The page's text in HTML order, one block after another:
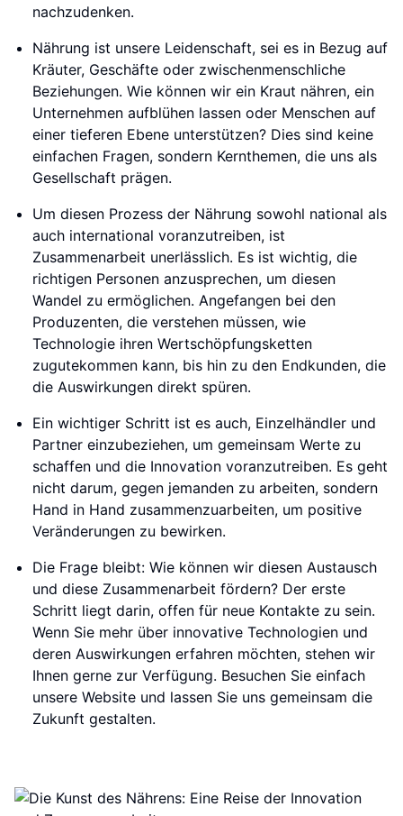
nachzudenken.
Nährung ist unsere Leidenschaft, sei es in Bezug auf
Kräuter, Geschäfte oder zwischenmenschliche
Beziehungen. Wie können wir ein Kraut nähren, ein
Unternehmen aufblühen lassen oder Menschen auf
einer tieferen Ebene unterstützen? Dies sind keine
einfachen Fragen, sondern Kernthemen, die uns als
Gesellschaft prägen.
Um diesen Prozess der Nährung sowohl national als
auch international voranzutreiben, ist
Zusammenarbeit unerlässlich. Es ist wichtig, die
richtigen Personen anzusprechen, um diesen
Wandel zu ermöglichen. Angefangen bei den
Produzenten, die verstehen müssen, wie
Technologie ihren Wertschöpfungsketten
zugutekommen kann, bis hin zu den Endkunden, die
die Auswirkungen direkt spüren.
Ein wichtiger Schritt ist es auch, Einzelhändler und
Partner einzubeziehen, um gemeinsam Werte zu
schaffen und die Innovation voranzutreiben. Es geht
nicht darum, gegen jemanden zu arbeiten, sondern
Hand in Hand zusammenzuarbeiten, um positive
Veränderungen zu bewirken.
Die Frage bleibt: Wie können wir diesen Austausch
und diese Zusammenarbeit fördern? Der erste
Schritt liegt darin, offen für neue Kontakte zu sein.
Wenn Sie mehr über innovative Technologien und
deren Auswirkungen erfahren möchten, stehen wir
Ihnen gerne zur Verfügung. Besuchen Sie einfach
unsere Website und lassen Sie uns gemeinsam die
Zukunft gestalten.